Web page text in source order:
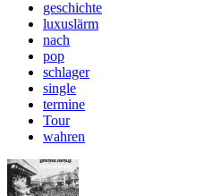
geschichte
luxuslärm
nach
pop
schlager
single
termine
Tour
wahren